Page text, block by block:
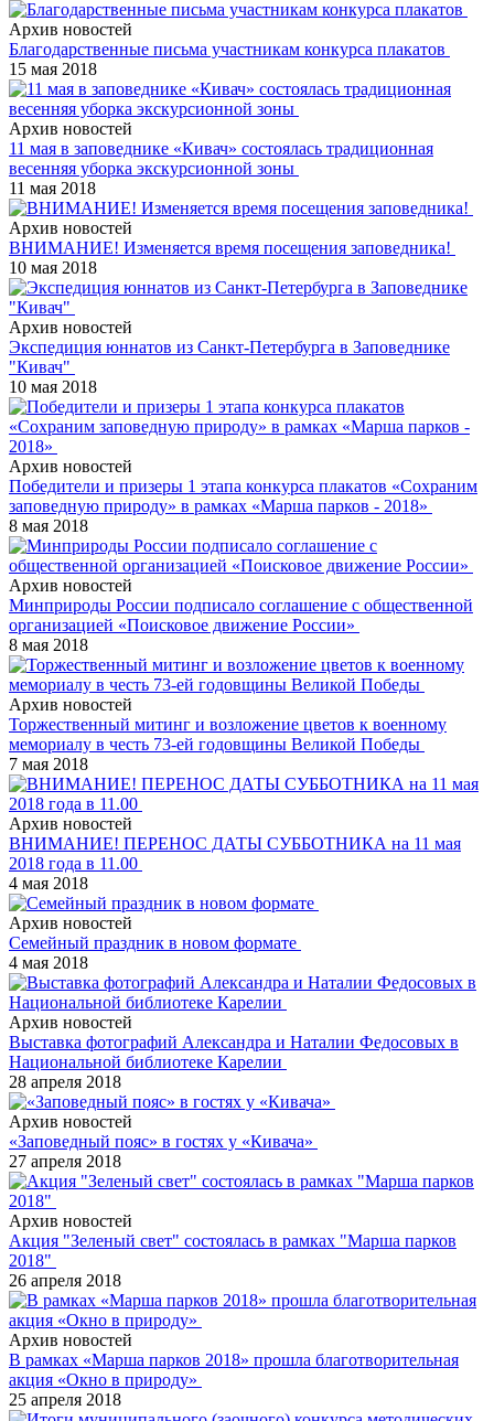
Архив новостей
Благодарственные письма участникам конкурса плакатов
15 мая 2018
Архив новостей
11 мая в заповеднике «Кивач» состоялась традиционная
весенняя уборка экскурсионной зоны
11 мая 2018
Архив новостей
ВНИМАНИЕ! Изменяется время посещения заповедника!
10 мая 2018
Архив новостей
Экспедиция юннатов из Санкт-Петербурга в Заповеднике
"Кивач"
10 мая 2018
Архив новостей
Победители и призеры 1 этапа конкурса плакатов «Сохраним
заповедную природу» в рамках «Марша парков - 2018»
8 мая 2018
Архив новостей
Минприроды России подписало соглашение с общественной
организацией «Поисковое движение России»
8 мая 2018
Архив новостей
Торжественный митинг и возложение цветов к военному
мемориалу в честь 73-ей годовщины Великой Победы
7 мая 2018
Архив новостей
ВНИМАНИЕ! ПЕРЕНОС ДАТЫ СУББОТНИКА на 11 мая
2018 года в 11.00
4 мая 2018
Архив новостей
Семейный праздник в новом формате
4 мая 2018
Архив новостей
Выставка фотографий Александра и Наталии Федосовых в
Национальной библиотеке Карелии
28 апреля 2018
Архив новостей
«Заповедный пояс» в гостях у «Кивача»
27 апреля 2018
Архив новостей
Акция "Зеленый свет" состоялась в рамках "Марша парков
2018"
26 апреля 2018
Архив новостей
В рамках «Марша парков 2018» прошла благотворительная
акция «Окно в природу»
25 апреля 2018